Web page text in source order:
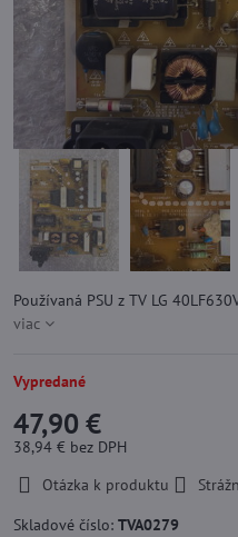
Používaná PSU z TV LG
viac
Vypredané
47,90 €
38,94 € bez DPH
Otázka k produktu
Skladové číslo: TVA0279